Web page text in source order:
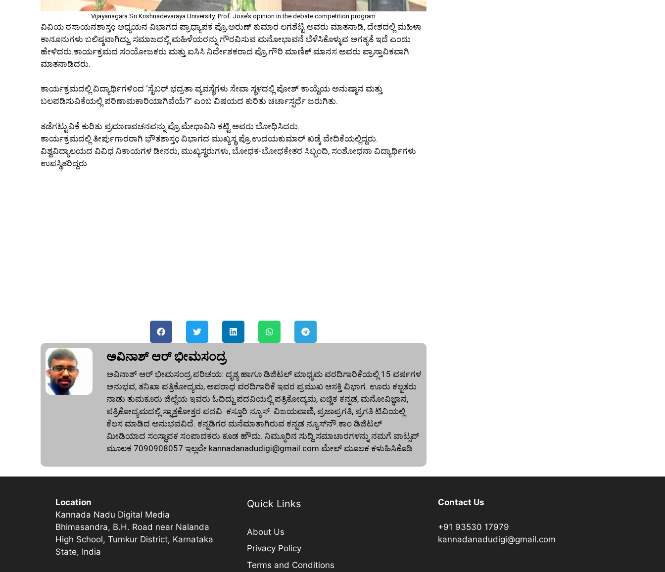
Vijayanagara Sri Krishnadevaraya University: Prof. Jose’s opinion in the debate competition program
ವಿವಿಯ ರಸಾಯನಶಾಸ್ತç ಅಧ್ಯಯನ ವಿಭಾಗದ ಪ್ರಾಧ್ಯಾಪಕ ಪ್ರೊ.ಅರುಣ್ ಕುಮಾರ ಲಗಶೆಟ್ಟಿ ಅವರು ಮಾತನಾಡಿ, ದೇಶದಲ್ಲಿ ಮಹಿಳಾ
ಕಾನೂನುಗಳು ಬಲಿಷ್ಠವಾಗಿದ್ದು, ಸಮಾಜದಲ್ಲಿ ಮಹಿಳೆಯರನ್ನು ಗೌರವಿಸುವ ಮನೋಭಾವನೆ ಬೆಳೆಸಿಕೊಳ್ಳುವ ಅಗತ್ಯತೆ ಇದೆ ಎಂದು
ಹೇಳಿದರು.ಕಾರ್ಯಕ್ರಮದ ಸಂಯೋಜಕರು ಮತ್ತು ಐಸಿಸಿ ನಿರ್ದೇಶಕರಾದ ಪ್ರೊ.ಗೌರಿ ಮಾಣಿಕ್ ಮಾನಸ ಅವರು ಪ್ರಾಸ್ತಾವಿಕವಾಗಿ
ಮಾತನಾಡಿದರು.
ಕಾರ್ಯಕ್ರಮದಲ್ಲಿ ವಿದ್ಯಾರ್ಥಿಗಳಿಂದ ‘ಸೈಬರ್ ಭದ್ರತಾ ವ್ಯವಸ್ಥೆಗಳು ಸೇವಾ ಸ್ಥಳದಲ್ಲಿ ಪೋಶ್ ಕಾಯ್ದೆಯ ಅನುಷ್ಠಾನ ಮತ್ತು
ಬಲಪಡಿಸುವಿಕೆಯಲ್ಲಿ ಪರಿಣಾಮಕಾರಿಯಾಗಿವೆಯೆ?” ಎಂಬ ವಿಷಯದ ಕುರಿತು ಚರ್ಚಾಸ್ಪರ್ಧೆ ಜರುಗಿತು.
ತಡೆಗಟ್ಟುವಿಕೆ ಕುರಿತು ಪ್ರಮಾಣವಚನವನ್ನು ಪ್ರೊ.ಮೇಧಾವಿನಿ ಕಟ್ಟಿ ಅವರು ಬೋಧಿಸಿದರು.
ಕಾರ್ಯಕ್ರಮದಲ್ಲಿ ತೀರ್ಪುಗಾರರಾಗಿ ಭೌತಶಾಸ್ತç ವಿಭಾಗದ ಮುಖ್ಯಸ್ಥ ಪ್ರೊ.ಉದಯಕುಮಾರ್ ಖಡ್ಕೆ ವೇದಿಕೆಯಲ್ಲಿದ್ದರು.
ವಿಶ್ವವಿದ್ಯಾಲಯದ ವಿವಿಧ ನಿಕಾಯಗಳ ಡೀನರು, ಮುಖ್ಯಸ್ಥರುಗಳು, ಬೋಧಕ-ಬೋಧಕೇತರ ಸಿಬ್ಬಂದಿ, ಸಂಶೋಧನಾ ವಿದ್ಯಾರ್ಥಿಗಳು
ಉಪಸ್ಥಿತರಿದ್ದರು.
ಅವಿನಾಶ್‌ ಆರ್‌ ಭೀಮಸಂದ್ರ
ಅವಿನಾಶ್‌ ಆರ್‌ ಭೀಮಸಂದ್ರ ಪರಿಚಯ: ದೃಶ್ಯ ಹಾಗೂ ಡಿಜಿಟಲ್ ಮಾಧ್ಯಮ ವರದಿಗಾರಿಕೆಯಲ್ಲಿ 15 ವರ್ಷಗಳ
ಅನುಭವ, ತನಿಖಾ ಪತ್ರಿಕೋದ್ಯಮ, ಅಪರಾಧ ವರದಿಗಾರಿಕೆ ಇವರ ಪ್ರಮುಖ ಆಸಕ್ತಿ ವಿಭಾಗ. ಊರು ಕಲ್ಪತರು
ನಾಡು ತುಮಕೂರು ಜಿಲ್ಲೆಯ ಇವರು ಓದಿದ್ದು ಪದವಿಯಲ್ಲಿ ಪತ್ರಿಕೋದ್ಯಮ, ಐಚ್ಚಿಕ ಕನ್ನಡ, ಮನೋವಿಜ್ಞಾನ,
ಪತ್ರಿಕೋದ್ಯಮದಲ್ಲಿ ಸ್ನಾತ್ತಕೋತ್ತರ ಪದವಿ. ಕಸ್ತೂರಿ ನ್ಯೂಸ್‌. ವಿಜಯವಾಣಿ, ಪ್ರಜಾಪ್ರಗತಿ, ಪ್ರಗತಿ ಟಿವಿಯಲ್ಲಿ
ಕೆಲಸ ಮಾಡಿದ ಅನುಭವವಿದೆ. ಕನ್ನಡಿಗರ ಮನೆಮಾತಾಗಿರುವ ಕನ್ನಡ ನ್ಯೂಸ್‌ನೌ.ಕಾಂ ಡಿಜಿಟಲ್‌
ಮೀಡಿಯಾದ ಸಂಸ್ಥಾಪಕ ಸಂಪಾದಕರು ಕೂಡ ಹೌದು. ನಿಮ್ಮೂರಿನ ಸುದ್ದಿ ಸಮಾಚಾರಗಳನ್ನು ನಮಗೆ ವಾಟ್ಸಪ್‌
ಮೂಲಕ 7090908057 ಇಲ್ಲವೇ kannadanadudigi@gmail.com ಮೇಲ್‌ ಮೂಲಕ ಕಳುಹಿಸಿಕೊಡಿ
Location
Kannada Nadu Digital Media
Bhimasandra, B.H. Road near Nalanda
High School, Tumkur District, Karnataka
State, India
Quick Links
About Us
Privacy Policy
Terms and Conditions
Contact Us
+91 93530 17979
kannadanadudigi@gmail.com